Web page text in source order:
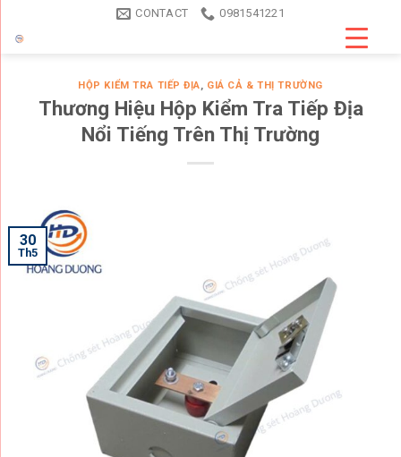
CONTACT 0981541221
HỘP KIỂM TRA TIẾP ĐỊA, GIÁ CẢ & THỊ TRƯỜNG
Thương Hiệu Hộp Kiểm Tra Tiếp Địa
Nổi Tiếng Trên Thị Trường
30
Th5